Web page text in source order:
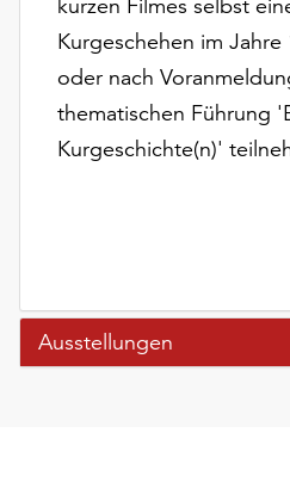
Kurgeschehen im Jahre
oder nach
thematischen Führung
Kurgeschichte(n)'
Ausstellungen